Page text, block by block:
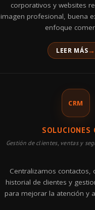
corporativos y websites
imagen profesional, buena
enfoque
LEER MÁS
CRM
SOLUCIONES
Gestión de clientes, ventas y
Centralizamos contactos,
historial de clientes y
para mejorar la atención y